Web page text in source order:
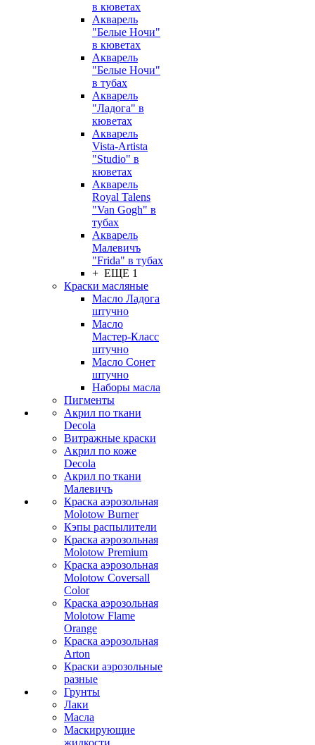
в кюветах
Акварель
"Белые Ночи"
в кюветах
Акварель
"Белые Ночи"
в тубах
Акварель
"Ладога" в
кюветах
Акварель
Vista-Artista
"Studio" в
кюветах
Акварель
Royal Talens
"Van Gogh" в
тубах
Акварель
Малевичъ
"Frida" в тубах
+ ЕЩЕ 1
Краски масляные
Масло Ладога
штучно
Масло
Мастер-Класс
штучно
Масло Сонет
штучно
Наборы масла
Пигменты
Акрил по ткани
Decola
Витражные краски
Акрил по коже
Decola
Акрил по ткани
Малевичъ
Краска аэрозольная
Molotow Burner
Кэпы распылители
Краска аэрозольная
Molotow Premium
Краска аэрозольная
Molotow Coversall
Color
Краска аэрозольная
Molotow Flame
Orange
Краска аэрозольная
Arton
Краски аэрозольные
разные
Грунты
Лаки
Масла
Маскирующие
жидкости